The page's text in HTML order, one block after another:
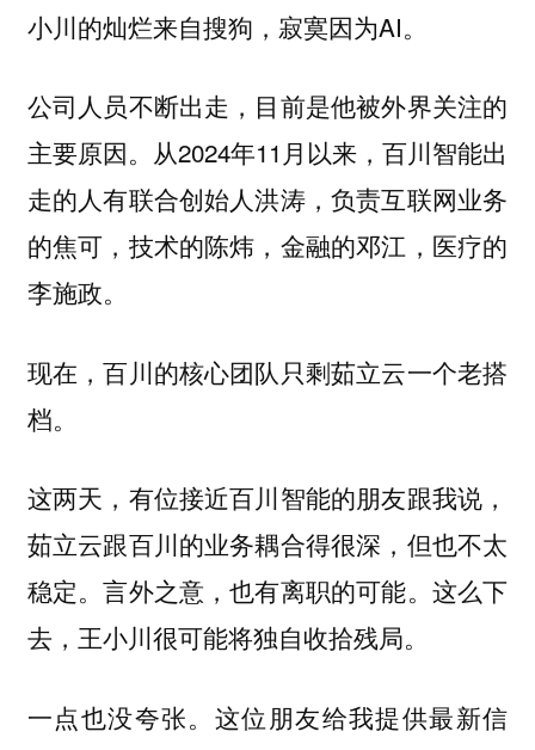
小川的灿烂来自搜狗，寂寞因为AI。
公司人员不断出走，目前是他被外界关注的
主要原因。从2024年11月以来，百川智能出
走的人有联合创始人洪涛，负责互联网业务
的焦可，技术的陈炜，金融的邓江，医疗的
李施政。
现在，百川的核心团队只剩茹立云一个老搭
档。
这两天，有位接近百川智能的朋友跟我说，
茹立云跟百川的业务耦合得很深，但也不太
稳定。言外之意，也有离职的可能。这么下
去，王小川很可能将独自收拾残局。
一点也没夸张。这位朋友给我提供最新信